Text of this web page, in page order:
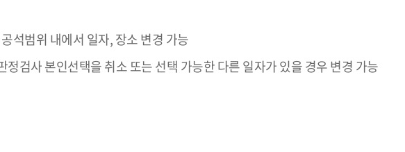
석범위 내에서 일자, 장소 변경 가능
검사 본인선택을 취소 또는 선택 가능한 다른 일자가 있을 경우 변경 가능